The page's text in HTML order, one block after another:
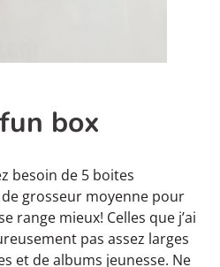
box
besoin de 5 boites
grosseur moyenne pour
range mieux! Celles que j’ai
pas assez larges
et de albums jeunesse. Ne